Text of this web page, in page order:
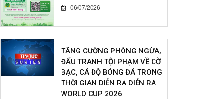
06/07/2026
TĂNG CƯỜNG PHÒNG NGỪA,
ĐẤU TRANH TỘI PHẠM VỀ CỜ
BẠC, CÁ ĐỘ BÓNG ĐÁ TRONG
THỜI GIAN DIỄN RA DIỄN RA
WORLD CUP 2026